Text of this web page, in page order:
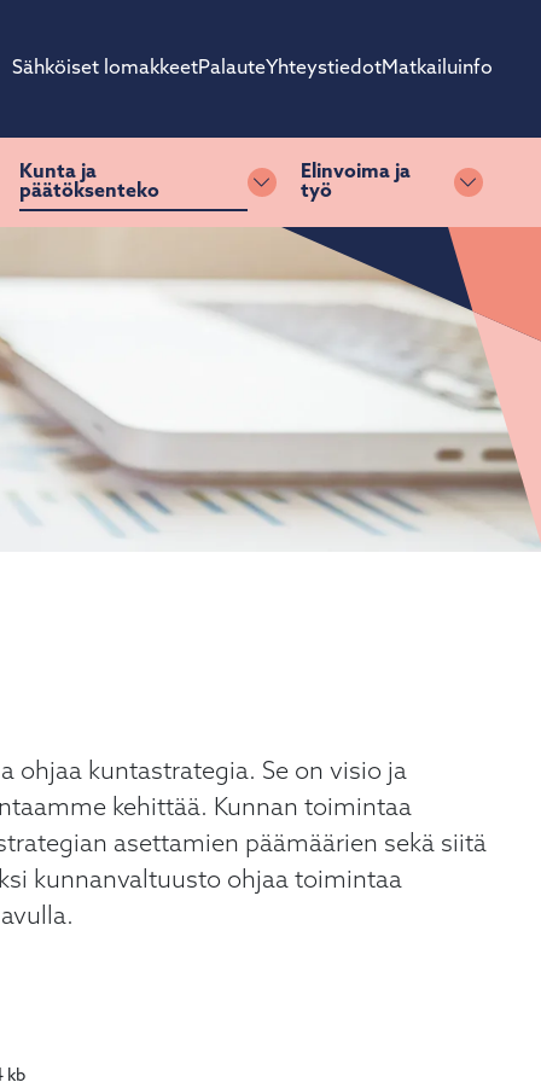
Sähköiset lomakkeetPalauteYhteystiedotMatkailuinfo
alasvetovalikkoa
Kunta ja
päätöksenteko
Vaihda alasvetovalikkoa
Elinvoima ja
työ
Vaihda
ohjaa kuntastrategia. Se on visio ja
kehittää. Kunnan toimintaa
asettamien päämäärien sekä siitä
kunnanvaltuusto ohjaa toimintaa
kb